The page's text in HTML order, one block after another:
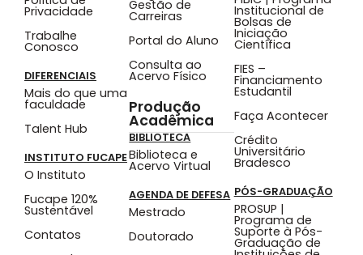
Privacidade
Trabalhe
Conosco
DIFERENCIAIS
Mais do que uma
faculdade
Talent Hub
INSTITUTO FUCAPE
O Instituto
Fucape 120%
Sustentável
Contatos
Gestão de
Carreiras
Portal do Aluno
Consulta ao
Acervo Físico
Produção
Acadêmica
BIBLIOTECA
Biblioteca e
Acervo Virtual
AGENDA DE DEFESA
Mestrado
Doutorado
Institucional de
Bolsas de
Iniciação
Científica
FIES –
Financiamento
Estudantil
Faça Acontecer
Crédito
Universitário
Bradesco
PÓS-GRADUAÇÃO
PROSUP |
Programa de
Suporte à Pós-
Graduação de